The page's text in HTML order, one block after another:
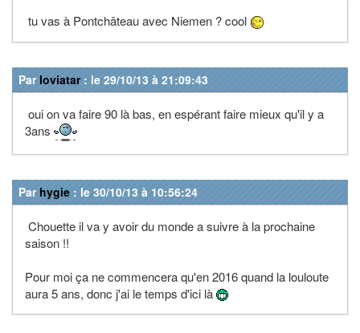
tu vas à Pontchâteau avec Niemen ? cool
Par loviatar: le 29/10/13 à 21:09:43
oui on va faire 90 là bas, en espérant faire mieux qu'il y a
3ans
Par hygie : le 30/10/13 à 10:56:24
Chouette il va y avoir du monde a suivre à la prochaine
saison !!
Pour moi ça ne commencera qu'en 2016 quand la louloute
aura 5 ans, donc j'ai le temps d'ici là